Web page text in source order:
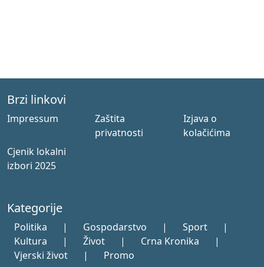
Brzi linkovi
Impressum
Zaštita
privatnosti
Izjava o
kolačićima
Cjenik lokalni
izbori 2025
Kategorije
Politika | Gospodarstvo | Sport
|
Kultura
| Život | Crna Kronika
|
Vjerski život
| Promo